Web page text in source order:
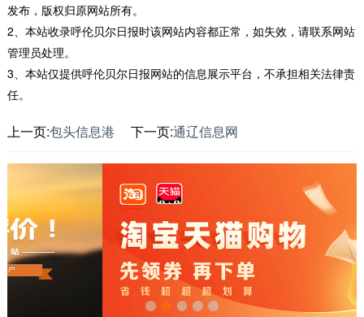
发布，版权归原网站所有。
2、本站收录呼伦贝尔日报时该网站内容都正常，如失效，请联系网站
管理员处理。
3、本站仅提供呼伦贝尔日报网站的信息展示平台，不承担相关法律责
任。
上一页:包头信息港 下一页:通辽信息网